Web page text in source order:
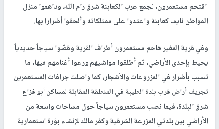
اقتحم مستعمرون، تجمع عرب الكعابنة شرق رام الله، وداهموا منزل
المواطن نايف كعابنة واعتدوا على ممتلكاته وألحقوا أضرارا بها.
وفي قرية المغير هاجم مستعمرون أطراف القرية وقصّوا سياجاً حديدياً
يحيط بإحدى الأراضي، ثم أطلقوا مواشيهم ورعوا أغنامهم فيها، ما
تسبب بأضرار في المزروعات والأشجار، كما واصلت جرافات المستعمرين
تجريف أراض قرب بلدة الطيبة في المنطقة المقابلة لمساكن أبو فزاع
شرق البلدة، فيما نصب مستعمرون سياجاً حول مساحات واسعة من
الأراضي بين بلدتي المزرعة الشرقية وكفر مالك لإنشاء بؤرة استعمارية